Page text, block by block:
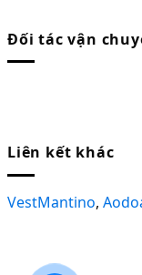
Đối tác vận
Liên kết khác
VestMantino,